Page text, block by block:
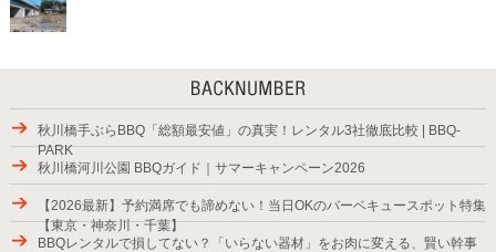
秋川橋手ぶらBBQ「総額最安値」の真実！レンタル3社徹底比較 | BBQ-
PARK
秋川橋河川公園 BBQガイド｜サマーキャンペーン2026
【2026最新】予約満席でも諦めない！当日OKのバーベキュースポット特集
【東京・神奈川・千葉】
BBQレンタルで損してない？「いらない器材」をお肉に変える、賢い幹事